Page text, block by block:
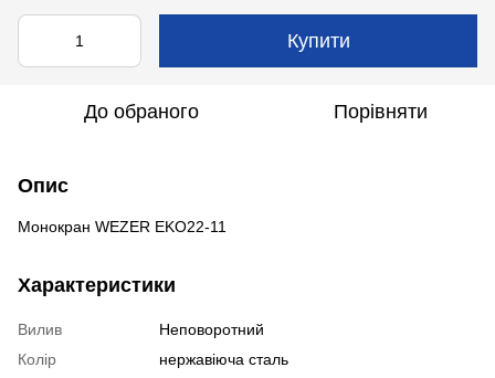
Купити
До обраного Порівняти
Опис
Монокран WEZER EKO22-11
Характеристики
Вилив
Неповоротний
Колір
нержавіюча сталь